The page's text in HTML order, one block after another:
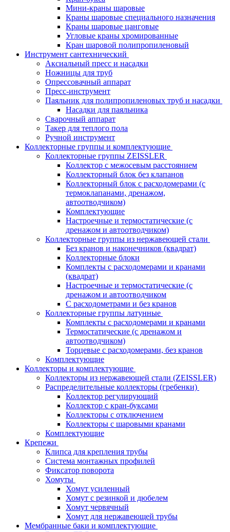
Мини-краны шаровые
Краны шаровые специального назначения
Краны шаровые цанговые
Угловые краны хромированные
Кран шаровой полипропиленовый
Инструмент сантехнический
Аксиальный пресс и насадки
Ножницы для труб
Опрессовачный аппарат
Пресс-инструмент
Паяльник для полипропиленовых труб и насадки
Насадки для паяльника
Сварочный аппарат
Такер для теплого пола
Ручной инструмент
Коллекторные группы и комплектующие
Коллекторные группы ZEISSLER
Коллектор с межосевым расстоянием
Коллекторный блок без клапанов
Коллекторный блок с расходомерами (с
термоклапанами, дренажом,
автоотводчиком)
Комплектующие
Настроечные и термостатические (с
дренажом и автоотводчиком)
Коллекторные группы из нержавеющей стали
Без кранов и наконечников (квадрат)
Коллекторные блоки
Комплекты с расходомерами и кранами
(квадрат)
Настроечные и термостатические (с
дренажом и автоотводчиком
С расходометрами и без кранов
Коллекторные группы латунные
Комплекты с расходомерами и кранами
Термостатические (с дренажом и
автоотводчиком)
Торцевые с расходомерами, без кранов
Комплектующие
Коллекторы и комплектующие
Коллекторы из нержавеющей стали (ZEISSLER)
Распределительные коллекторы (гребенки)
Коллектор регулирующий
Коллектор с кран-буксами
Коллекторы с отключением
Коллекторы с шаровыми кранами
Комплектующие
Крепежи
Клипса для крепления трубы
Система монтажных профилей
Фиксатор поворота
Хомуты
Хомут усиленный
Хомут с резинкой и дюбелем
Хомут червячный
Хомут для нержавеющей трубы
Мембранные баки и комплектующие